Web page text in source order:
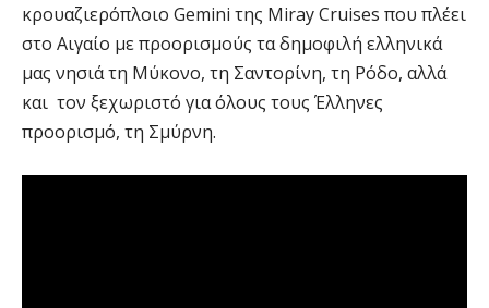
κρουαζιερόπλοιο Gemini της Miray Cruises που πλέει
στο Αιγαίο με προορισμούς τα δημοφιλή ελληνικά
μας νησιά τη Μύκονο, τη Σαντορίνη, τη Ρόδο, αλλά
και τον ξεχωριστό για όλους τους Έλληνες
προορισμό, τη Σμύρνη.